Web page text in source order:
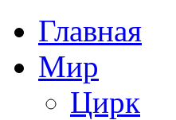
Главная
Мир
Цирк